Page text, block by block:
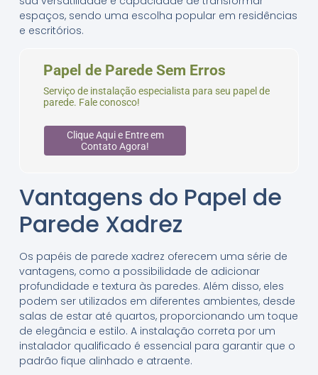
espaços, sendo uma escolha popular em residências
e escritórios.
Papel de Parede Sem Erros
Serviço de instalação especialista para seu papel de
parede. Fale conosco!
Clique Aqui e Entre em
Contato Agora!
Vantagens do Papel de
Parede Xadrez
Os papéis de parede xadrez oferecem uma série de
vantagens, como a possibilidade de adicionar
profundidade e textura às paredes. Além disso, eles
podem ser utilizados em diferentes ambientes, desde
salas de estar até quartos, proporcionando um toque
de elegância e estilo. A instalação correta por um
instalador qualificado é essencial para garantir que o
padrão fique alinhado e atraente.